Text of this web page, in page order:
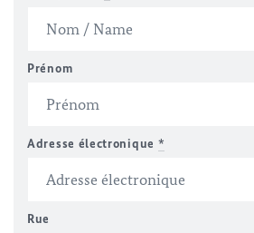
Prénom
Adresse électronique *
Rue